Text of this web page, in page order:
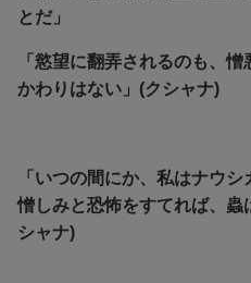
とだ」
「慾望に翻弄されるのも、
かわりはない」(クシャナ)
「いつの間にか、私はナウ
憎しみと恐怖をすてれば、蟲
シャナ)